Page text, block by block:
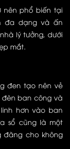
nên phổ biến tại
đa dạng và ấn
lý tưởng, dưới
mắt.
đen tạo nên vẻ
ban công và
hơn vào ban
sổ cũng là một
cho không